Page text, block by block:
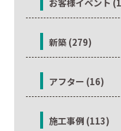
お客様イベント
新築 (279)
アフター (16)
施工事例 (113)